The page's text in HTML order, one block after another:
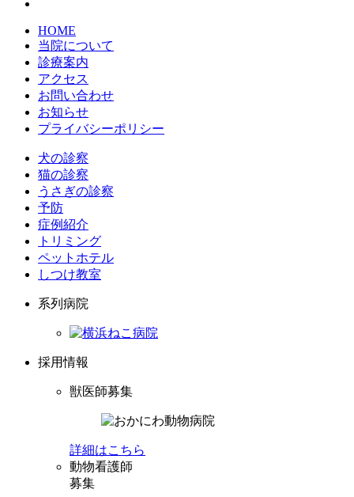
HOME
当院について
診療案内
アクセス
お問い合わせ
お知らせ
プライバシーポリシー
犬の診察
猫の診察
うさぎの診察
予防
症例紹介
トリミング
ペットホテル
しつけ教室
系列病院
採用情報
獣医師募集
詳細はこちら
動物看護師
募集